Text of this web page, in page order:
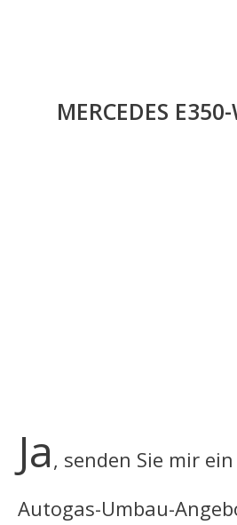
MERCEDES
Ja , senden Sie mir
Autogas-Umbau-